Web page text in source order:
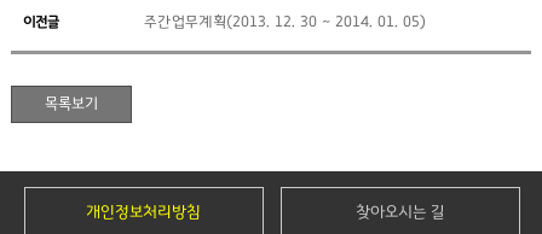
이전글 주간업무계획(2013. 12. 30 ~ 2014. 01. 05)
개인정보처리방침 찾아오시는 길